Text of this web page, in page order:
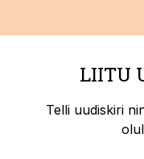
LIITU
Telli uudiskiri